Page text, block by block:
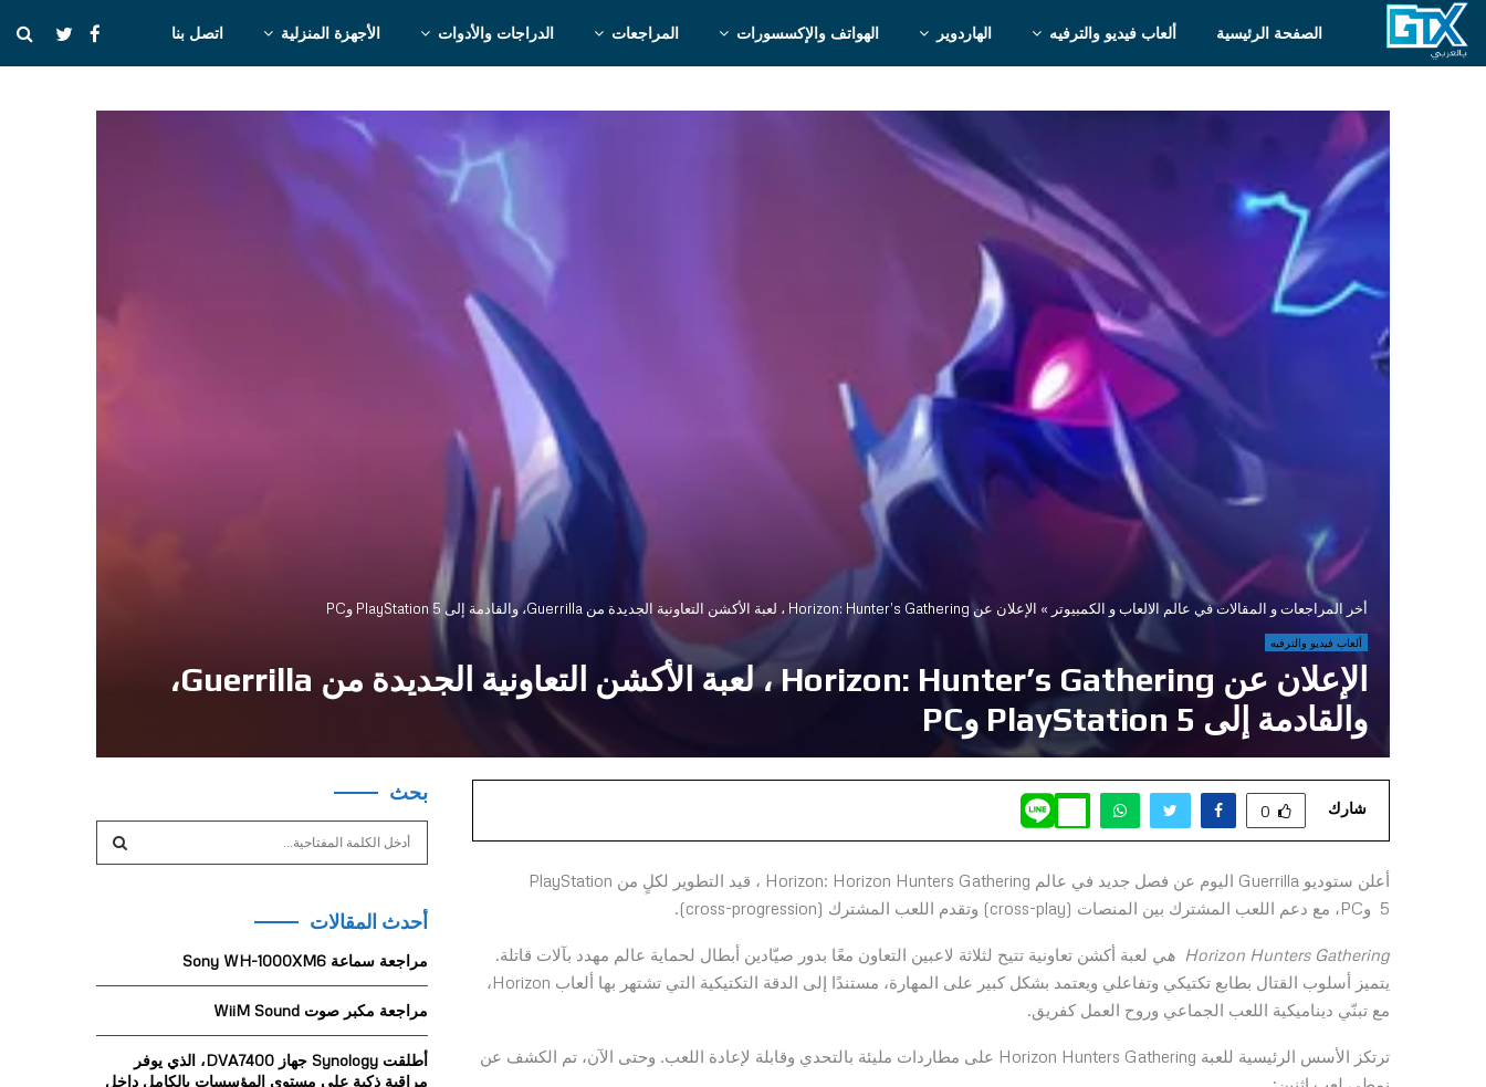
الصفحة الرئيسية ألعاب فيديو والترفيه الهاردوير الهواتف والإكسسورات المراجعات الدراجات والأدوات الأجهزة المنزلية اتصل بنا
أخر المراجعات و المقالات في عالم الالعاب و الكمبيوتر » الإعلان عن Horizon: Hunter’s Gathering ، لعبة الأكشن التعاونية الجديدة من Guerrilla، والقادمة إلى PlayStation 5 وPC
ألعاب فيديو والترفيه
الإعلان عن Horizon: Hunter’s Gathering ، لعبة الأكشن التعاونية الجديدة من Guerrilla،
والقادمة إلى PlayStation 5 وPC
شارك 0
أعلن ستوديو Guerrilla اليوم عن فصل جديد في عالم Horizon: Horizon Hunters Gathering ، قيد التطوير لكلٍ من PlayStation
5 وPC، مع دعم اللعب المشترك بين المنصات (cross-play) وتقدم اللعب المشترك (cross-progression).
Horizon Hunters Gathering هي لعبة أكشن تعاونية تتيح لثلاثة لاعبين التعاون معًا بدور صيّادين أبطال لحماية عالم مهدد بآلات قاتلة.
يتميز أسلوب القتال بطابع تكتيكي وتفاعلي ويعتمد بشكل كبير على المهارة، مستندًا إلى الدقة التكتيكية التي تشتهر بها ألعاب Horizon،
مع تبنّي ديناميكية اللعب الجماعي وروح العمل كفريق.
ترتكز الأسس الرئيسية للعبة Horizon Hunters Gathering على مطاردات مليئة بالتحدي وقابلة لإعادة اللعب. وحتى الآن، تم الكشف عن
بحث
c
f
r
:
أحدث المقالات
مراجعة سماعة Sony WH-1000XM6
مراجعة مكبر صوت WiiM Sound
أطلقت Synology جهاز DVA7400، الذي يوفر
مراقبة ذكية على مستوى المؤسسات بالكامل داخل